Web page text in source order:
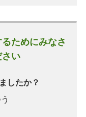
ためにみなさ
さい
したか？